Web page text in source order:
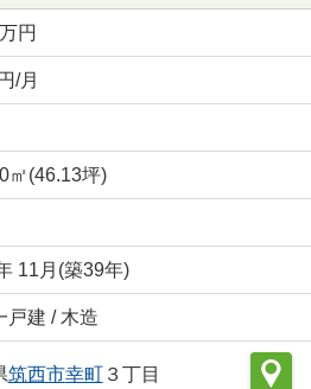
円
/月
㎡(46.13坪)
11月(築39年)
戸建 / 木造
筑西市幸町３丁目